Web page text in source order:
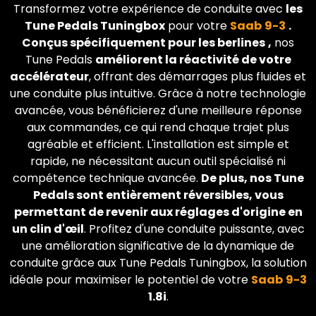
Transformez votre expérience de conduite avec les
Tune Pedals Tuningbox pour votre Saab 9-3 .
Conçus spécifiquement pour les berlines, nos
Tune Pedals améliorent la réactivité de votre
accélérateur, offrant des démarrages plus fluides et
une conduite plus intuitive. Grâce à notre technologie
avancée, vous bénéficierez d'une meilleure réponse
aux commandes, ce qui rend chaque trajet plus
agréable et efficient. L'installation est simple et
rapide, ne nécessitant aucun outil spécialisé ni
compétence technique avancée. De plus, nos Tune
Pedals sont entièrement réversibles, vous
permettant de revenir aux réglages d'origine en
un clin d'œil. Profitez d'une conduite puissante, avec
une amélioration significative de la dynamique de
conduite grâce aux Tune Pedals Tuningbox, la solution
idéale pour maximiser le potentiel de votre Saab 9-3
1.8i.